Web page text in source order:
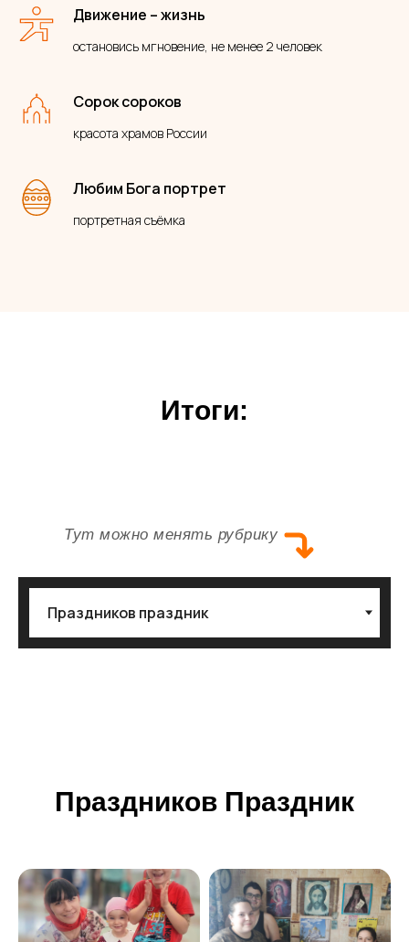
Движение – жизнь
остановись мгновение, не менее 2 человек
Сорок сороков
красота храмов России
Любим Бога портрет
портретная съёмка
Итоги:
Тут можно менять рубрику
Праздников Праздник